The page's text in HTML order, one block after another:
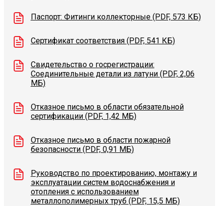
Паспорт: Фитинги коллекторные (PDF, 573 КБ)
Сертификат соответствия (PDF, 541 КБ)
Свидетельство о госрегистрации:
Соединительные детали из латуни (PDF, 2,06
МБ)
Отказное письмо в области обязательной
сертификации (PDF, 1,42 МБ)
Отказное письмо в области пожарной
безопасности (PDF, 0,91 МБ)
Руководство по проектированию, монтажу и
эксплуатации систем водоснабжения и
отопления с использованием
металлополимерных труб (PDF, 15,5 МБ)